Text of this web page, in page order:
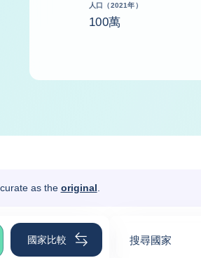
人口（2021年）
100萬
as the original
國家比較 搜尋國家